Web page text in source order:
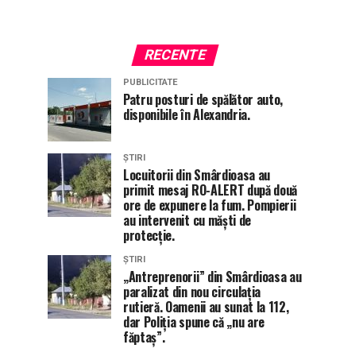
RECENTE
PUBLICITATE
Patru posturi de spălător auto,
disponibile în Alexandria.
ȘTIRI
Locuitorii din Smârdioasa au
primit mesaj RO-ALERT după două
ore de expunere la fum. Pompierii
au intervenit cu măști de
protecție.
ȘTIRI
„Antreprenorii” din Smârdioasa au
paralizat din nou circulația
rutieră. Oamenii au sunat la 112,
dar Poliția spune că „nu are
făptaș”.